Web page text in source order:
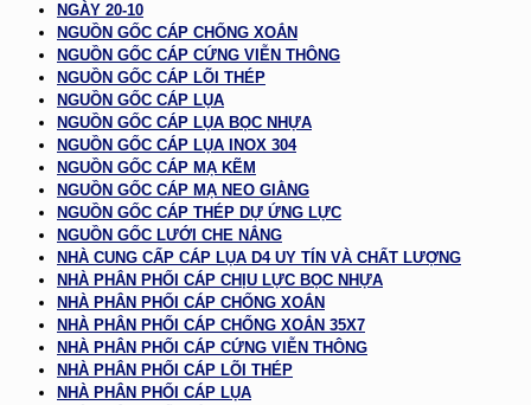
NGÀY 20-10
NGUỒN GỐC CÁP CHỐNG XOẮN
NGUỒN GỐC CÁP CỨNG VIỄN THÔNG
NGUỒN GỐC CÁP LÕI THÉP
NGUỒN GỐC CÁP LỤA
NGUỒN GỐC CÁP LỤA BỌC NHỰA
NGUỒN GỐC CÁP LỤA INOX 304
NGUỒN GỐC CÁP MẠ KẼM
NGUỒN GỐC CÁP MẠ NEO GIẰNG
NGUỒN GỐC CÁP THÉP DỰ ỨNG LỰC
NGUỒN GỐC LƯỚI CHE NẮNG
NHÀ CUNG CẤP CÁP LỤA D4 UY TÍN VÀ CHẤT LƯỢNG
NHÀ PHÂN PHỐI CÁP CHỊU LỰC BỌC NHỰA
NHÀ PHÂN PHỐI CÁP CHỐNG XOẮN
NHÀ PHÂN PHỐI CÁP CHỐNG XOẮN 35X7
NHÀ PHÂN PHỐI CÁP CỨNG VIỄN THÔNG
NHÀ PHÂN PHỐI CÁP LÕI THÉP
NHÀ PHÂN PHỐI CÁP LỤA